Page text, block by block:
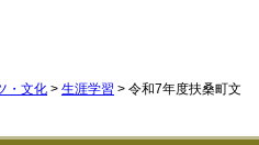
・文化 > 生涯学習 > 令和7年度扶桑町文